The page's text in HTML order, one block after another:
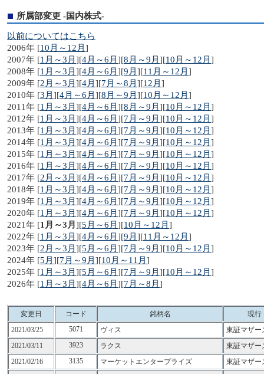
所属部変更 -国内株式-
以前についてはこちら
2006年 [10月～12月 ]
2007年 [1月～3月 ][4月～6月 ][8月～9月 ][10月～12月 ]
2008年 [1月～3月 ][4月～6月 ][9月 ][11月～12月 ]
2009年 [2月～3月 ][4月 ][7月～8月 ][12月 ]
2010年 [3月 ][4月～6月 ][8月～9月 ][10月～12月 ]
2011年 [1月～3月 ][4月～6月 ][8月～9月 ][10月～12月 ]
2012年 [1月～3月 ][4月～6月 ][7月～9月 ][10月～12月 ]
2013年 [1月～3月 ][4月～6月 ][7月～9月 ][10月～12月 ]
2014年 [1月～3月 ][4月～6月 ][7月～9月 ][10月～12月 ]
2015年 [1月～3月 ][4月～6月 ][7月～9月 ][10月～12月 ]
2016年 [1月～3月 ][4月～6月 ][7月～9月 ][10月～12月 ]
2017年 [2月～3月 ][4月～6月 ][7月～9月 ][10月～12月 ]
2018年 [1月～3月 ][4月～6月 ][7月～9月 ][10月～12月 ]
2019年 [1月～3月 ][4月～6月 ][7月～9月 ][10月～12月 ]
2020年 [1月～3月 ][4月～6月 ][7月～9月 ][10月～12月 ]
2021年 [1月～3月 ][5月～6月 ][10月～12月 ]
2022年 [1月～3月 ][4月～6月 ][9月 ][11月～12月 ]
2023年 [2月～3月 ][5月～6月 ][7月～9月 ][10月～12月 ]
2024年 [5月 ][7月～9月 ][10月～11月 ]
2025年 [1月～3月 ][5月～6月 ][7月～9月 ][10月～12月 ]
2026年 [1月～3月 ][4月～6月 ][7月～8月 ]
変更日 コード 銘柄名
現行
2021/03/25
5071 ヴィス
東証マザー
2021/03/11
3923 ラクス
東証マザー
2021/02/16
3135 マーケットエンタープライズ
東証マザー